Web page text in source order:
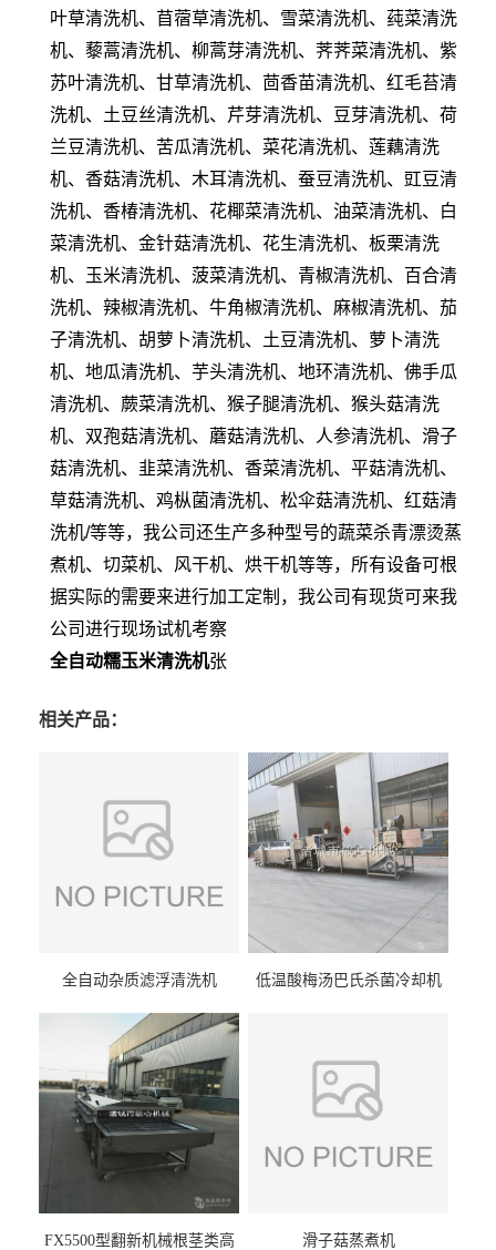
叶草清洗机、苜蓿草清洗机、雪菜清洗机、莼菜清洗
机、藜蒿清洗机、柳蒿芽清洗机、荠荠菜清洗机、紫
苏叶清洗机、甘草清洗机、茴香苗清洗机、红毛苔清
洗机、土豆丝清洗机、芹芽清洗机、豆芽清洗机、荷
兰豆清洗机、苦瓜清洗机、菜花清洗机、莲藕清洗
机、香菇清洗机、木耳清洗机、蚕豆清洗机、豇豆清
洗机、香椿清洗机、花椰菜清洗机、油菜清洗机、白
菜清洗机、金针菇清洗机、花生清洗机、板栗清洗
机、玉米清洗机、菠菜清洗机、青椒清洗机、百合清
洗机、辣椒清洗机、牛角椒清洗机、麻椒清洗机、茄
子清洗机、胡萝卜清洗机、土豆清洗机、萝卜清洗
机、地瓜清洗机、芋头清洗机、地环清洗机、佛手瓜
清洗机、蕨菜清洗机、猴子腿清洗机、猴头菇清洗
机、双孢菇清洗机、蘑菇清洗机、人参清洗机、滑子
菇清洗机、韭菜清洗机、香菜清洗机、平菇清洗机、
草菇清洗机、鸡枞菌清洗机、松伞菇清洗机、红菇清
洗机/等等，我公司还生产多种型号的蔬菜杀青漂烫蒸
煮机、切菜机、风干机、烘干机等等，所有设备可根
据实际的需要来进行加工定制，我公司有现货可来我
公司进行现场试机考察
全自动糯玉米清洗机张
相关产品：
全自动杂质滤浮清洗机 低温酸梅汤巴氏杀菌冷却机
FX5500型翻新机械根茎类高
滑子菇蒸煮机